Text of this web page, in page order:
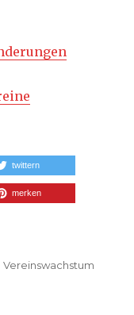
twittern
merken
Kategorien
Vereinswachstum